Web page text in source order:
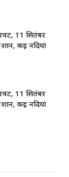
11 सितंबर
कई नदियां
11 सितंबर
कई नदियां